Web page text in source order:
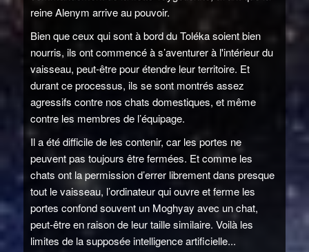
reine Alenym arrive au pouvoir.
Bien que ceux qui sont à bord du Toléka soient bien
nourris, ils ont commencé à s’aventurer à l'intérieur du
vaisseau, peut-être pour étendre leur territoire. Et
durant ce processus, ils se sont montrés assez
agressifs contre nos chats domestiques, et même
contre les membres de l’équipage.
Il a été difficile de les contenir, car les portes ne
peuvent pas toujours être fermées. Et comme les
chats ont la permission d’errer librement dans presque
tout le vaisseau, l’ordinateur qui ouvre et ferme les
portes confond souvent un Moghyay avec un chat,
peut-être en raison de leur taille similaire. Voilà les
limites de la supposée intelligence artificielle...